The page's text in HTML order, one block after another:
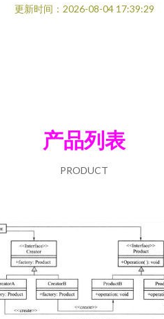
更新时间：2026-08-04 17:39:29
产品列表
PRODUCT